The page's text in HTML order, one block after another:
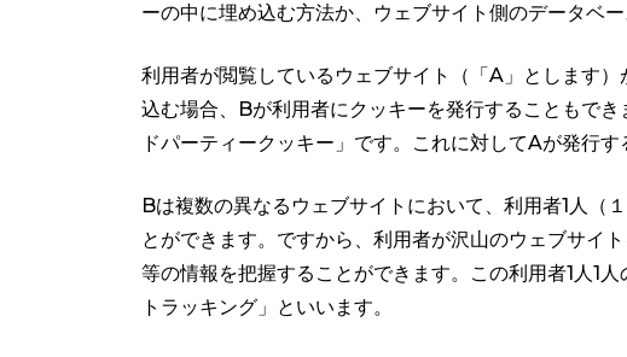
ーの中に埋め込む方法か、ウェブサイト側のデータベ
利用者が閲覧しているウェブサイト（「A」とします
込む場合、Bが利用者にクッキーを発行することもで
ドパーティークッキー」です。これに対してAが発行
Bは複数の異なるウェブサイトにおいて、利用者1人（
とができます。ですから、利用者が沢山のウェブサイ
等の情報を把握することができます。この利用者1人1
トラッキング」といいます。